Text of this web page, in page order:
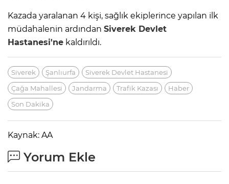
Kazada yaralanan 4 kişi, sağlık ekiplerince yapılan ilk
müdahalenin ardından Siverek Devlet
Hastanesi'ne kaldırıldı.
Siverek Şanlıurfa
Siverek Devlet Hastanesi
Çağa Mahallesi
Jandarma Trafik Kazası
Haber
Son Dakika
Kaynak: AA
Yorum Ekle